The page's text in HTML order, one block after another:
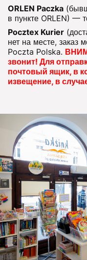
ORLEN Paczka
в пункте ORLEN) —
Pocztex Kurier
нет на месте, заказ
Poczta Polska.
звонит! Для
почтовый ящик, в
извещение, в